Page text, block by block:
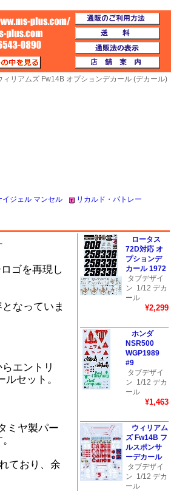
ィリアムズ Fw14B オプションデカール (デカール)
イジェル マンセル
リカルド・パトレー
ゴを再現し
なっていま
エントリ
セット。
ミヤ製パー
ており、余
ロータス
72D対応 オ
プションデ
カール 1972
タブデザイ
ン 1/12 デカ
ール
¥2,299
ホンダ
NSR500
WGP1989
#9
タブデザイ
ン 1/12 デカ
ール
¥1,463
ウィリアム
ズ Fw14B フ
ルスポンサ
ーデカール
タブデザイ
ン 1/12 デカ
ール
カートの中を見る